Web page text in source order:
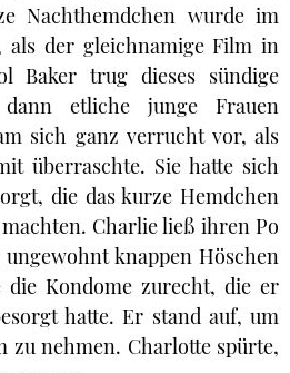
Nachthemdchen wurde im
als der gleichnamige Film in
Baker trug dieses sündige
etliche junge Frauen
sich ganz verrucht vor, als
überraschte. Sie hatte sich
die das kurze Hemdchen
Charlie ließ ihren Po
knappen Höschen
die Kondome zurecht, die er
hatte. Er stand auf, um
zu nehmen. Charlotte spürte,